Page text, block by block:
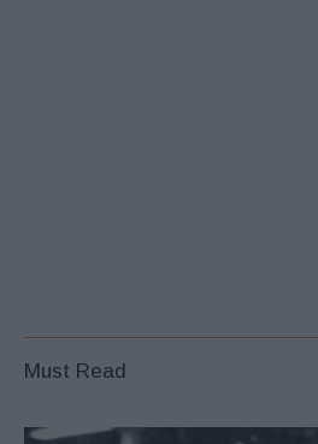
Must Read